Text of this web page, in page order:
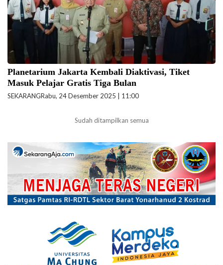
Planetarium Jakarta Kembali Diaktivasi, Tiket
Masuk Pelajar Gratis Tiga Bulan
SEKARANGRabu, 24 Desember 2025 | 11:00
Sudah ditampilkan semua